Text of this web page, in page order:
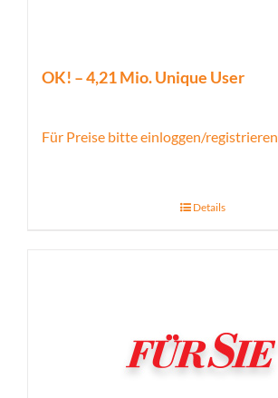
OK! – 4,21 Mio. Unique User
Für Preise bitte einloggen/registrieren
Details